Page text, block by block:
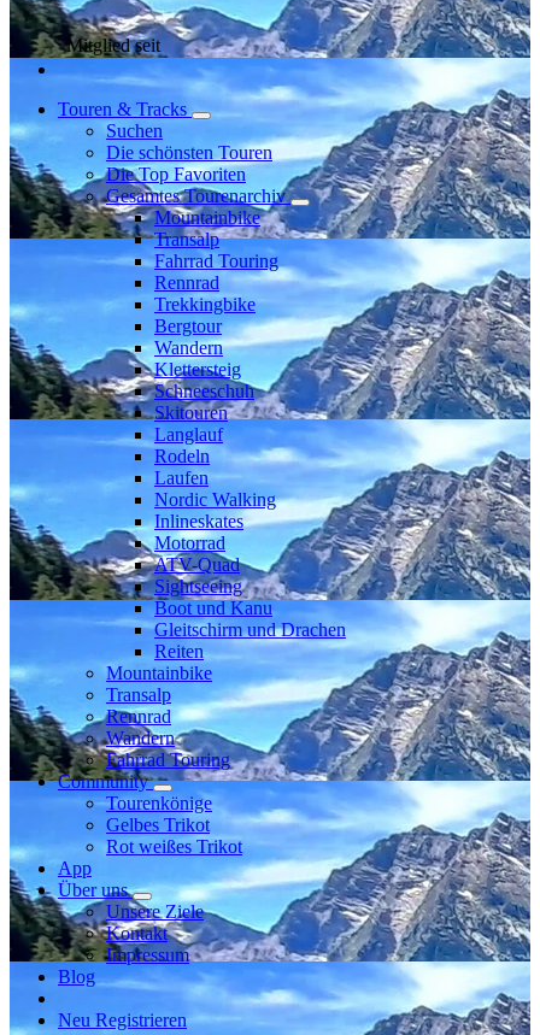
Mitglied seit
Touren & Tracks
Suchen
Die schönsten Touren
Die Top Favoriten
Gesamtes Tourenarchiv
Mountainbike
Transalp
Fahrrad Touring
Rennrad
Trekkingbike
Bergtour
Wandern
Klettersteig
Schneeschuh
Skitouren
Langlauf
Rodeln
Laufen
Nordic Walking
Inlineskates
Motorrad
ATV-Quad
Sightseeing
Boot und Kanu
Gleitschirm und Drachen
Reiten
Mountainbike
Transalp
Rennrad
Wandern
Fahrrad Touring
Community
Tourenkönige
Gelbes Trikot
Rot weißes Trikot
App
Über uns
Unsere Ziele
Kontakt
Impressum
Blog
Neu Registrieren